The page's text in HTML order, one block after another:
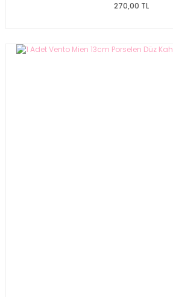
270,00 TL